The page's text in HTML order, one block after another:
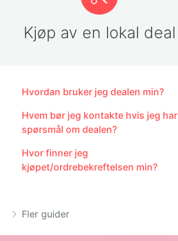
Kjøp av en lokal deal
Hvordan bruker jeg dealen min?
Hvem bør jeg kontakte hvis jeg har
spørsmål om dealen?
Hvor finner jeg
kjøpet/ordrebekreftelsen min?
Fler guider